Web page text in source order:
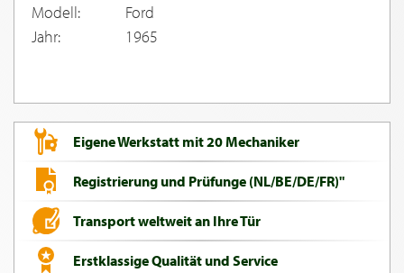
Modell:
Ford
Jahr:
1965
Eigene Werkstatt mit 20 Mechaniker
Registrierung und Prüfunge (NL/BE/DE/FR)"
Transport weltweit an Ihre Tür
Erstklassige Qualität und Service